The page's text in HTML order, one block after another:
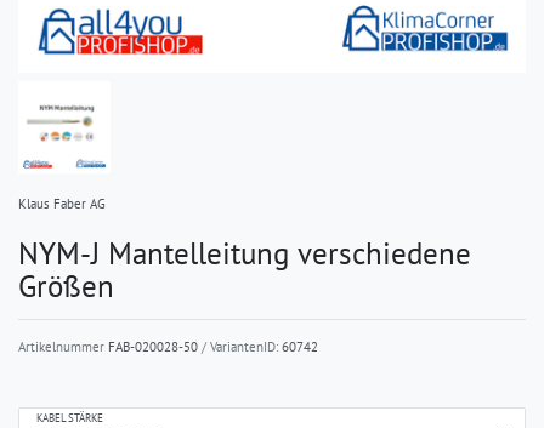
Klaus Faber AG
NYM-J Mantelleitung verschiedene
Größen
Artikelnummer FAB-020028-50 / VariantenID: 60742
KABELSTÄRKE